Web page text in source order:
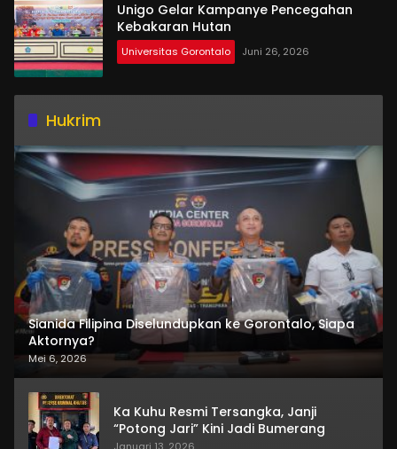
Unigo Gelar Kampanye Pencegahan
Kebakaran Hutan
Universitas Gorontalo Juni 26, 2026
Hukrim
Sianida Filipina Diselundupkan ke Gorontalo, Siapa
Aktornya?
Mei 6, 2026
Ka Kuhu Resmi Tersangka, Janji
“Potong Jari” Kini Jadi Bumerang
Januari 13, 2026